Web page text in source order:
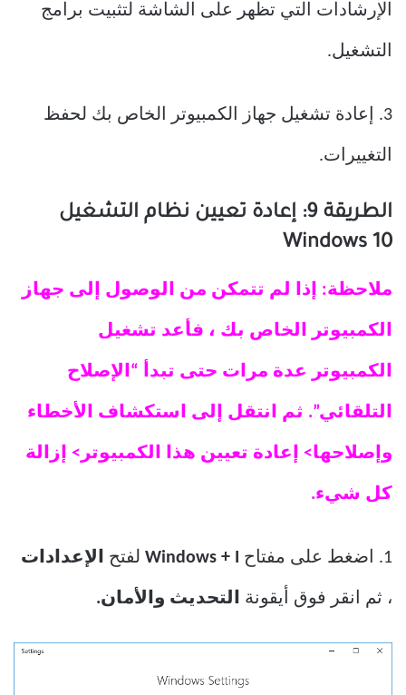
الإرشادات التي تظهر على الشاشة لتثبيت برامج
التشغيل.
3. إعادة تشغيل جهاز الكمبيوتر الخاص بك لحفظ
التغييرات.
الطريقة 9: إعادة تعيين نظام التشغيل
Windows 10
ملاحظة: إذا لم تتمكن من الوصول إلى جهاز
الكمبيوتر الخاص بك ، فأعد تشغيل
الكمبيوتر عدة مرات حتى تبدأ “الإصلاح
التلقائي”. ثم انتقل إلى استكشاف الأخطاء
وإصلاحها> إعادة تعيين هذا الكمبيوتر> إزالة
كل شيء.
1. اضغط على مفتاح لفتح الإعدادات
، ثم انقر فوق أيقونة التحديث والأمان.